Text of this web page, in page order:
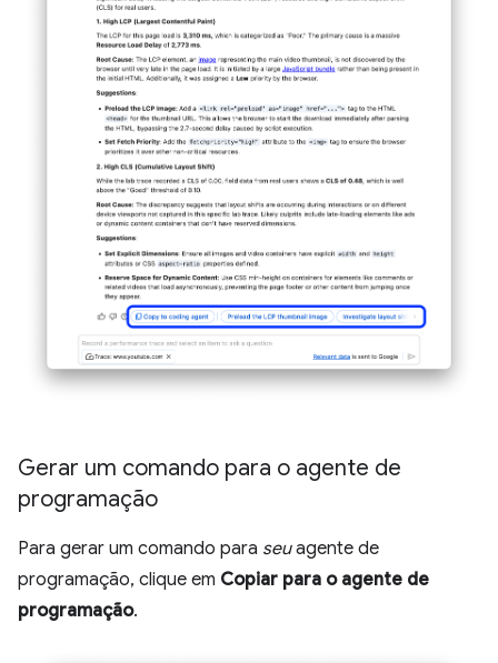
Gerar um comando para o agente de
programação
Para gerar um comando para seuagente de
programação, clique em Copiar para o agente de
programação.